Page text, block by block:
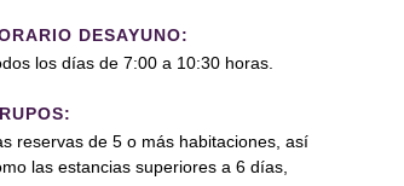
DESAYUNO:
los días de 7:00 a 10:30 horas.
reservas de 5 o más habitaciones, así
las estancias superiores a 6 días,